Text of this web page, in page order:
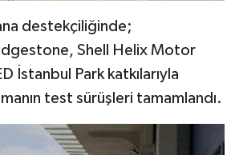
destekçiliğinde;
Shell Helix Motor
İstanbul Park katkılarıyla
test sürüşleri tamamlandı.